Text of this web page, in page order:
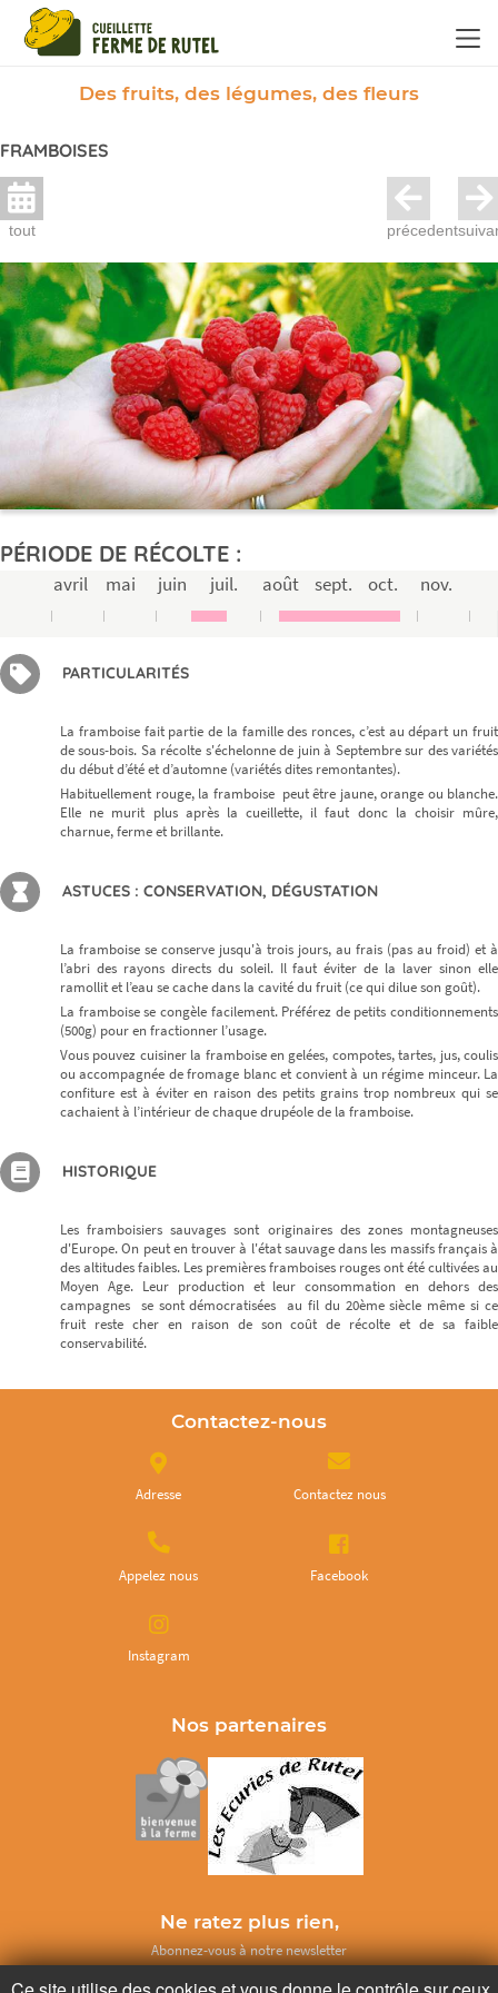
Des fruits, des légumes, des fleurs
FRAMBOISES
tout précedent
PÉRIODE DE RÉCOLTE :
avril mai juin juil. août sept. oct. nov.
PARTICULARITÉS
La framboise fait partie de la famille des ronces, c’est au départ un fruit
de sous-bois. Sa récolte s'échelonne de juin à Septembre sur des variétés
du début d’été et d’automne (variétés dites remontantes).
Habituellement rouge, la framboise peut être jaune, orange ou blanche.
Elle ne murit plus après la cueillette, il faut donc la choisir mûre,
charnue, ferme et brillante.
ASTUCES : CONSERVATION, DÉGUSTATION
La framboise se conserve jusqu'à trois jours, au frais (pas au froid) et à
l’abri des rayons directs du soleil. Il faut éviter de la laver sinon elle
ramollit et l’eau se cache dans la cavité du fruit (ce qui dilue son goût).
La framboise se congèle facilement. Préférez de petits conditionnements
(500g) pour en fractionner l’usage.
Vous pouvez cuisiner la framboise en gelées, compotes, tartes, jus, coulis
ou accompagnée de fromage blanc et convient à un régime minceur. La
confiture est à éviter en raison des petits grains trop nombreux qui se
cachaient à l’intérieur de chaque drupéole de la framboise.
HISTORIQUE
Les framboisiers sauvages sont originaires des zones montagneuses
d'Europe. On peut en trouver à l'état sauvage dans les massifs français à
des altitudes faibles. Les premières framboises rouges ont été cultivées au
Moyen Age. Leur production et leur consommation en dehors des
campagnes se sont démocratisées au fil du 20ème siècle même si ce
fruit reste cher en raison de son coût de récolte et de sa faible
conservabilité.
Contactez-nous
Adresse Contactez nous
Appelez nous Facebook
Instagram
Nos partenaires
Ne ratez plus rien,
Abonnez-vous à notre newsletter
Panneau de gestion des cookies